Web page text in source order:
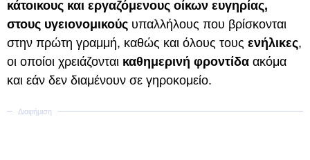
κάτοικους και εργαζόμενους οίκων ευγηρίας,
στους υγειονομικούς υπαλλήλους που βρίσκονται
στην πρώτη γραμμή, καθώς και όλους τους ενήλικες,
οι οποίοι χρειάζονται καθημερινή φροντίδα ακόμα
και εάν δεν διαμένουν σε γηροκομείο.